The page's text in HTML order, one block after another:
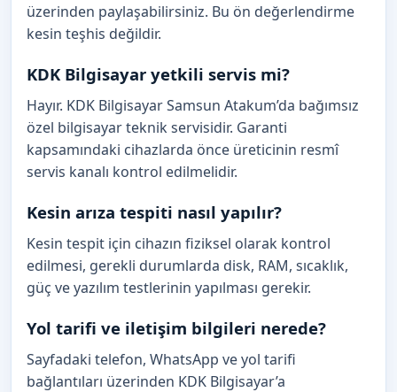
üzerinden paylaşabilirsiniz. Bu ön değerlendirme
kesin teşhis değildir.
KDK Bilgisayar yetkili servis mi?
Hayır. KDK Bilgisayar Samsun Atakum’da bağımsız
özel bilgisayar teknik servisidir. Garanti
kapsamındaki cihazlarda önce üreticinin resmî
servis kanalı kontrol edilmelidir.
Kesin arıza tespiti nasıl yapılır?
Kesin tespit için cihazın fiziksel olarak kontrol
edilmesi, gerekli durumlarda disk, RAM, sıcaklık,
güç ve yazılım testlerinin yapılması gerekir.
Yol tarifi ve iletişim bilgileri nerede?
Sayfadaki telefon, WhatsApp ve yol tarifi
bağlantıları üzerinden KDK Bilgisayar’a